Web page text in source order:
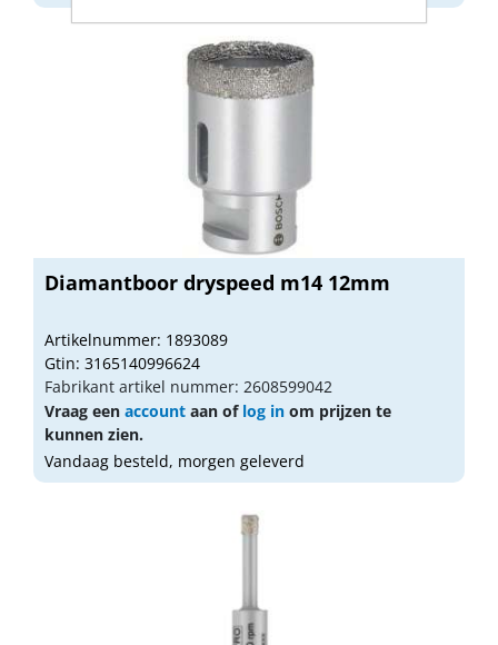
Diamantboor dryspeed m14 12mm
Artikelnummer: 1893089
Gtin: 3165140996624
Fabrikant artikel nummer: 2608599042
Vraag een account aan of log in om prijzen te
kunnen zien.
Vandaag besteld, morgen geleverd